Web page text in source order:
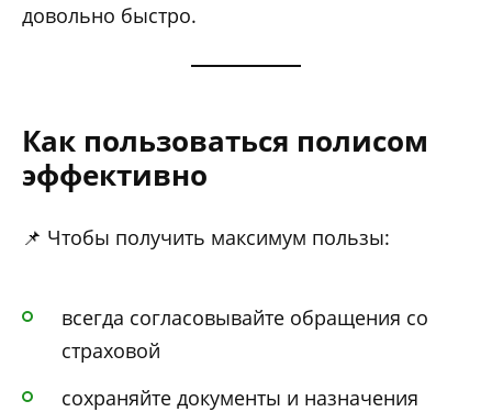
довольно быстро.
Как пользоваться полисом
эффективно
📌 Чтобы получить максимум пользы:
всегда согласовывайте обращения со
страховой
сохраняйте документы и назначения